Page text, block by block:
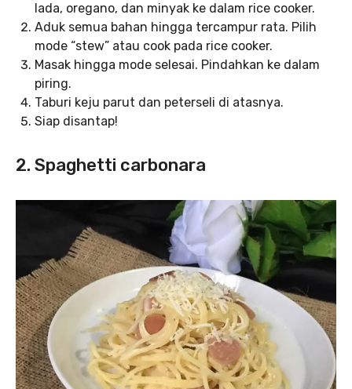
lada, oregano, dan minyak ke dalam rice cooker.
Aduk semua bahan hingga tercampur rata. Pilih
mode “stew” atau cook pada rice cooker.
Masak hingga mode selesai. Pindahkan ke dalam
piring.
Taburi keju parut dan peterseli di atasnya.
Siap disantap!
2. Spaghetti carbonara